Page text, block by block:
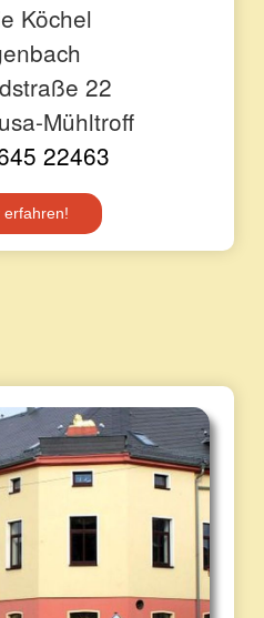
Köchel
22
Mühltroff
22463
erfahren!